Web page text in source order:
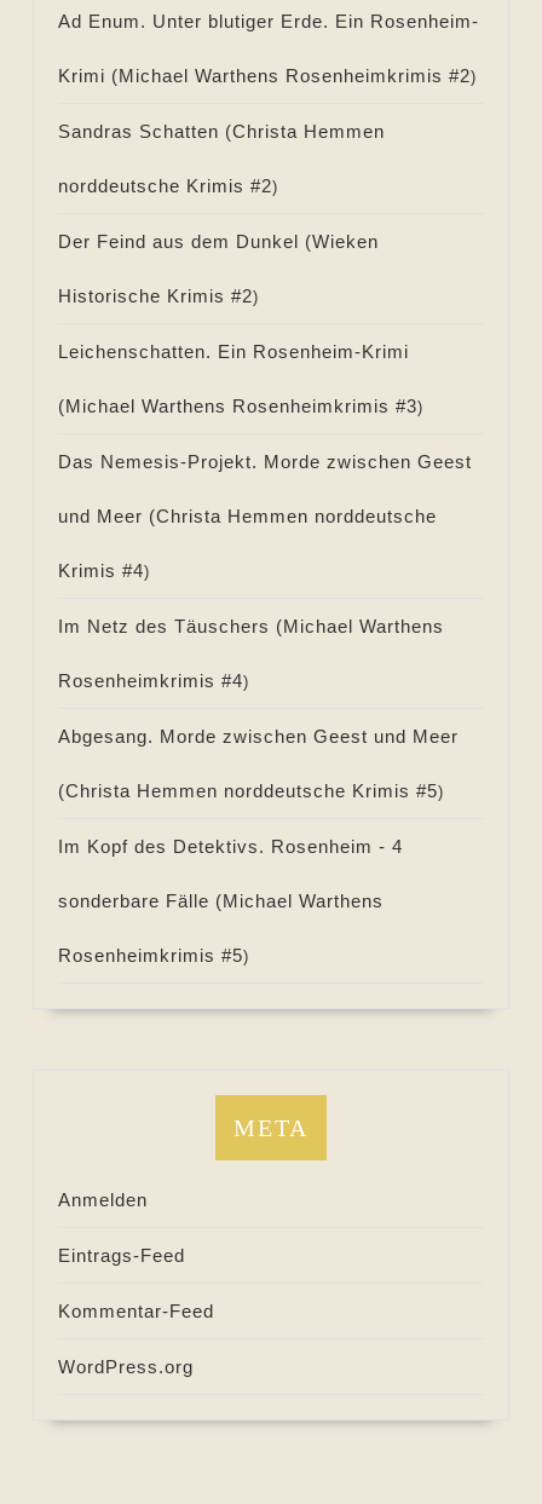
Ad Enum. Unter blutiger Erde. Ein Rosenheim-
Krimi (Michael Warthens Rosenheimkrimis #2)
Sandras Schatten (Christa Hemmen
norddeutsche Krimis #2)
Der Feind aus dem Dunkel (Wieken
Historische Krimis #2)
Leichenschatten. Ein Rosenheim-Krimi
(Michael Warthens Rosenheimkrimis #3)
Das Nemesis-Projekt. Morde zwischen Geest
und Meer (Christa Hemmen norddeutsche
Krimis #4)
Im Netz des Täuschers (Michael Warthens
Rosenheimkrimis #4)
Abgesang. Morde zwischen Geest und Meer
(Christa Hemmen norddeutsche Krimis #5)
Im Kopf des Detektivs. Rosenheim - 4
sonderbare Fälle (Michael Warthens
Rosenheimkrimis #5)
META
Anmelden
Eintrags-Feed
Kommentar-Feed
WordPress.org